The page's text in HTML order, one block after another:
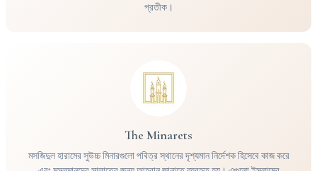
প্রতীক।
The Minarets
মসজিদুল হারামের সুউচ্চ মিনারগুলো পবিত্র স্থানের দৃশ্যমান নির্দেশক হিসেবে কাজ করে